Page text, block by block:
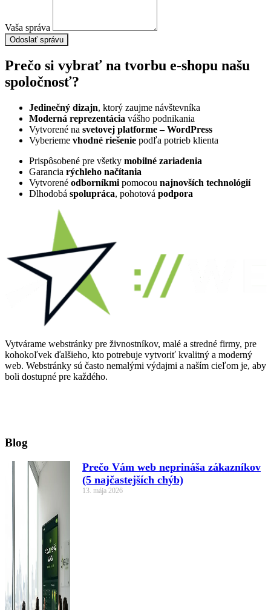
Vaša správa
Odoslať správu
Prečo si vybrať na tvorbu e-shopu našu
spoločnosť?
Jedinečný dizajn, ktorý zaujme návštevníka
Moderná reprezentácia vášho podnikania
Vytvorené na svetovej platforme – WordPress
Vyberieme vhodné riešenie podľa potrieb klienta
Prispôsobené pre všetky mobilné zariadenia
Garancia rýchleho načítania
Vytvorené odborníkmi pomocou najnovších technológií
Dlhodobá spolupráca, pohotová podpora
Vytvárame webstránky pre živnostníkov, malé a stredné firmy, pre
kohokoľvek ďalšieho, kto potrebuje vytvoriť kvalitný a moderný
web. Webstránky sú často nemalými výdajmi a naším cieľom je, aby
boli dostupné pre každého.
Blog
Prečo Vám web neprináša zákazníkov
(5 najčastejších chýb)
13. mája 2026